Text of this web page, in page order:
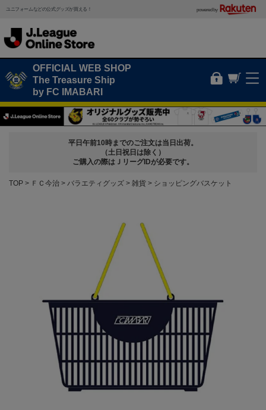
ユニフォームなどの公式グッズが買える！ powered by
OFFICIAL WEB SHOP
The Treasure Ship
by FC IMABARI
平日午前10時までのご注文は当日出荷。
（土日祝日は除く）
ご購入の際はＪリーグIDが必要です。
TOP ＦＣ今治 バラエティグッズ 雑貨 ショッピングバスケット